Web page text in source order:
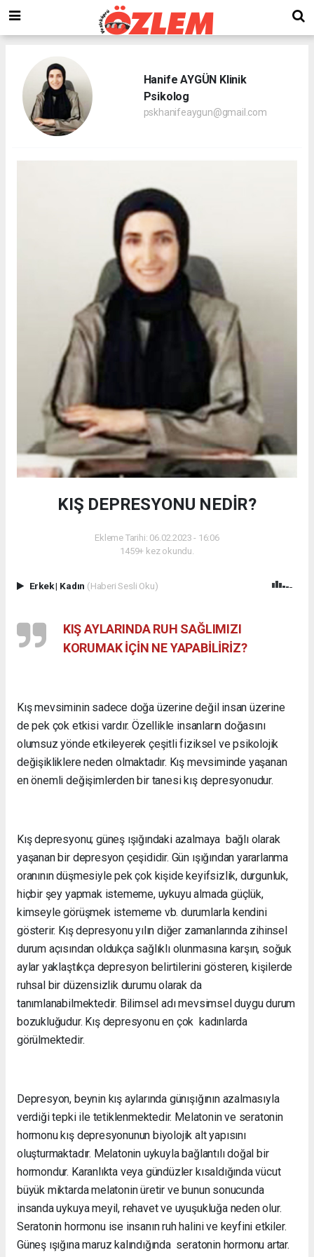
Hanife AYGÜN Klinik
Psikolog
pskhanifeaygun@gmail.com
KIŞ DEPRESYONU NEDİR?
Ekleme Tarihi: 06.02.2023 - 16:06
1459+ kez okundu.
Erkek| Kadın (Haberi Sesli Oku)
KIŞ AYLARINDA RUH SAĞLIMIZI
KORUMAK İÇİN NE YAPABİLİRİZ?
Kış mevsiminin sadece doğa üzerine değil insan üzerine
de pek çok etkisi vardır. Özellikle insanların doğasını
olumsuz yönde etkileyerek çeşitli fiziksel ve psikolojik
değişikliklere neden olmaktadır. Kış mevsiminde yaşanan
en önemli değişimlerden bir tanesi kış depresyonudur.
Kış depresyonu; güneş ışığındaki azalmaya bağlı olarak
yaşanan bir depresyon çeşididir. Gün ışığından yararlanma
oranının düşmesiyle pek çok kişide keyifsizlik, durgunluk,
hiçbir şey yapmak istememe, uykuyu almada güçlük,
kimseyle görüşmek istememe vb. durumlarla kendini
gösterir. Kış depresyonu yılın diğer zamanlarında zihinsel
durum açısından oldukça sağlıklı olunmasına karşın, soğuk
aylar yaklaştıkça depresyon belirtilerini gösteren, kişilerde
ruhsal bir düzensizlik durumu olarak da
tanımlanabilmektedir. Bilimsel adı mevsimsel duygu durum
bozukluğudur. Kış depresyonu en çok kadınlarda
görülmektedir.
Depresyon, beynin kış aylarında günışığının azalmasıyla
verdiği tepki ile tetiklenmektedir. Melatonin ve seratonin
hormonu kış depresyonunun biyolojik alt yapısını
oluşturmaktadır. Melatonin uykuyla bağlantılı doğal bir
hormondur. Karanlıkta veya gündüzler kısaldığında vücut
büyük miktarda melatonin üretir ve bunun sonucunda
insanda uykuya meyil, rehavet ve uyuşukluğa neden olur.
Seratonin hormonu ise insanın ruh halini ve keyfini etkiler.
Güneş ışığına maruz kalındığında seratonin hormonu artar.